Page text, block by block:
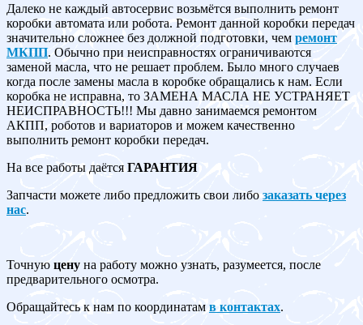
Далеко не каждый автосервис возьмётся выполнить ремонт
коробки автомата или робота. Ремонт данной коробки передач
значительно сложнее без должной подготовки, чем ремонт
МКПП. Обычно при неисправностях ограничиваются
заменой масла, что не решает проблем. Было много случаев
когда после замены масла в коробке обращались к нам. Если
коробка не исправна, то ЗАМЕНА МАСЛА НЕ УСТРАНЯЕТ
НЕИСПРАВНОСТЬ!!! Мы давно занимаемся ремонтом
АКПП, роботов и вариаторов и можем качественно
выполнить ремонт коробки передач.
На все работы даётсяГАРАНТИЯ
Запчасти можете либо предложить свои либо заказать через
нас.
Точную цену на работу можно узнать, разумеется, после
предварительного осмотра.
Обращайтесь к нам по координатам в контактах.